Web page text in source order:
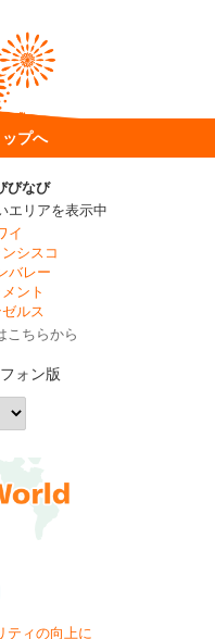
プへ
びなび
エリアを表示中
イ
シスコ
バレー
ント
ルス
こちらから
ォン版
ティの向上に